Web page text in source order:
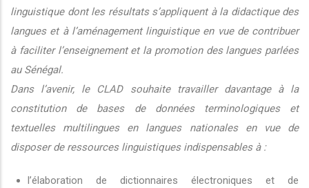
linguistique dont les résultats s’appliquent à la didactique des
langues et à l’aménagement linguistique en vue de contribuer
à faciliter l’enseignement et la promotion des langues parlées
au Sénégal.
Dans l’avenir, le CLAD souhaite travailler davantage à la
constitution de bases de données terminologiques et
textuelles multilingues en langues nationales en vue de
disposer de ressources linguistiques indispensables à :
l’élaboration de dictionnaires électroniques et de